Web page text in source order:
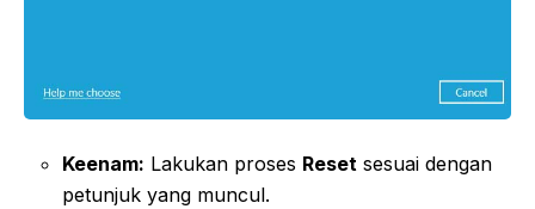
Keenam: Lakukan proses Reset sesuai dengan
petunjuk yang muncul.